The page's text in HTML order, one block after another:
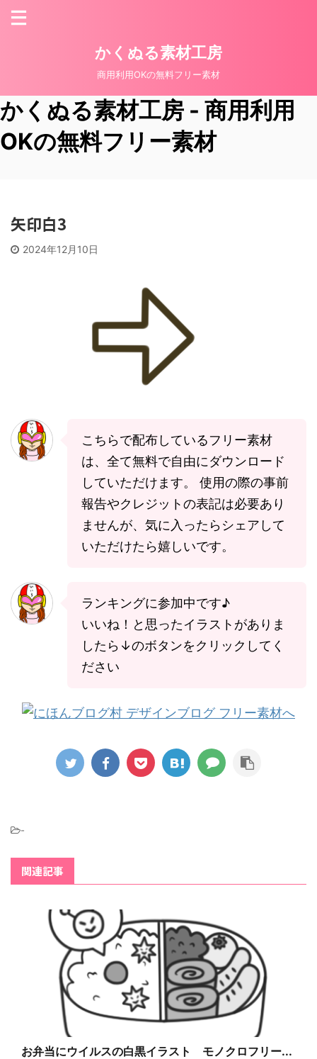
かくぬる素材工房
商用利用OKの無料フリー素材
かくぬる素材工房 - 商用利用
OKの無料フリー素材
矢印白3
2024年12月10日
こちらで配布しているフリー素材
は、全て無料で自由にダウンロード
していただけます。 使用の際の事前
報告やクレジットの表記は必要あり
ませんが、気に入ったらシェアして
いただけたら嬉しいです。
ランキングに参加中です♪
いいね！と思ったイラストがありま
したら↓のボタンをクリックしてく
ださい
-
関連記事
お弁当にウイルスの白黒イラスト モノクロフリー...